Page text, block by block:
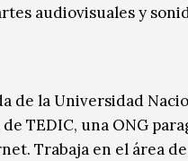
audiovisuales y
de la Universidad
TEDIC, una ONG
Trabaja en el área